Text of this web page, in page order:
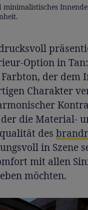
minimalistisches
Option in
der dem
Charakter
die Material-
des
in Szene
mit allen
möchten.